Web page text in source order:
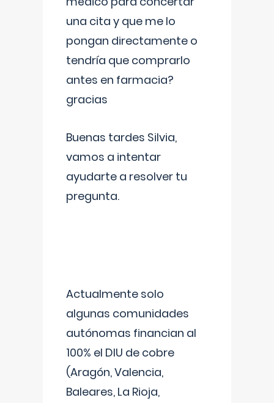
una cita y que me lo
pongan directamente o
tendría que comprarlo
antes en farmacia?
gracias
Buenas tardes Silvia,
vamos a intentar
ayudarte a resolver tu
pregunta.
Actualmente solo
algunas comunidades
autónomas financian al
100% el DIU de cobre
(Aragón, Valencia,
Baleares, La Rioja,